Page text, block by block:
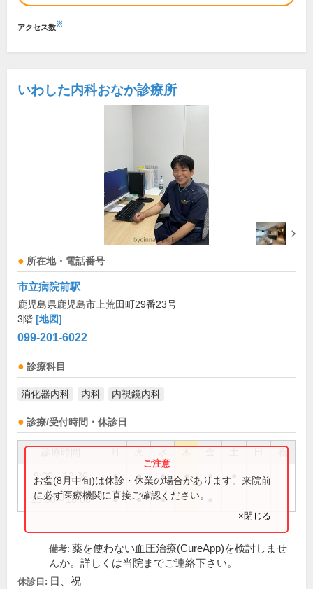
アクセス数※
いわした内科おなか診療所
所在地・電話番号
市立病院前駅
鹿児島県鹿児島市上荒田町29番23号
3階 [地図]
099-201-6022
診療科目
消化器内科 内科 内視鏡内科
診療/受付時間・休診日
祝
9:00～12:30 ● ● ● ● ●
15:30～18:00 ● ● ●
お盆(8月中旬)は休診・休業の場合があります。来院前
に必ず医療機関に直接ご確認ください。
×閉じる
備考: 薬を使わない血圧治療(CureApp)を検討しませ
んか。詳しくは当院までご連絡下さい。
休診日: 日、祝